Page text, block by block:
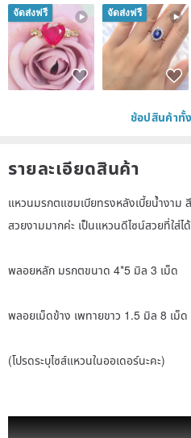
จัดส่งฟรี จัดส่งฟรี
ช้อปสินค้าทั้
รายละเอียดสินค้า
แหวนมรกตแซมเบียทรงหลังเบี้ยน้ำงาม
สวยงามมากค่ะ เป็นแหวนดีไซน์สวยที่ใส่ไ
พลอยหลัก มรกตขนาด 4*5 มิล 3 เม็ด
พลอยเม็ดข้าง เพทายขาว 1.5 มิล 8 เม็ด
(โปรดระบุไซส์แหวนในออเดอร์นะคะ)